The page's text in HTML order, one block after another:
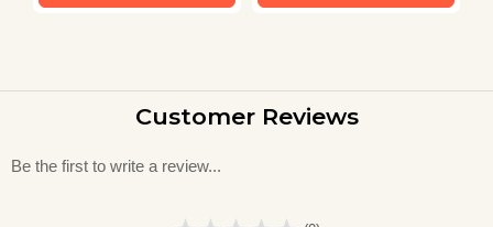
Customer Reviews
Be the first to write a review...